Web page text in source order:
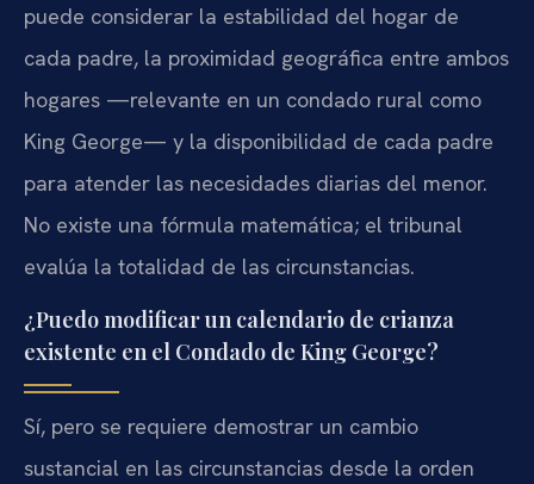
puede considerar la estabilidad del hogar de
cada padre, la proximidad geográfica entre ambos
hogares —relevante en un condado rural como
King George— y la disponibilidad de cada padre
para atender las necesidades diarias del menor.
No existe una fórmula matemática; el tribunal
evalúa la totalidad de las circunstancias.
¿Puedo modificar un calendario de crianza
existente en el Condado de King George?
Sí, pero se requiere demostrar un cambio
sustancial en las circunstancias desde la orden